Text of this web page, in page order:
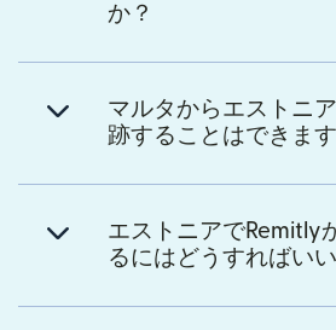
か？
マルタからエストニ
跡することはできま
エストニアでRemitly
るにはどうすればい